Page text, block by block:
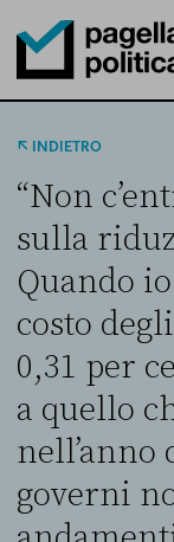
Pagella Politica Logo
INDIETRO
“Non
sulla
Quando
costo
0,31 per
a quello
nell’anno
governi